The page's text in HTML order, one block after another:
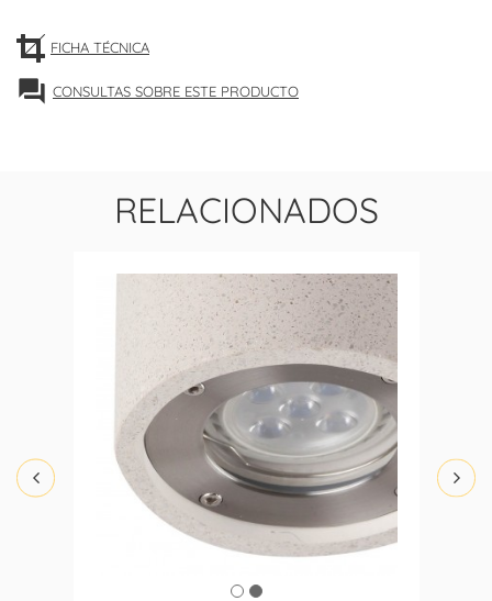
FICHA TÉCNICA
forum CONSULTAS SOBRE ESTE PRODUCTO
RELACIONADOS